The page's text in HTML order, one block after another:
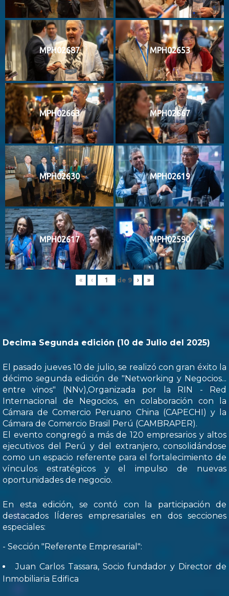
MPH02687 MPH02653
MPH02663 MPH02667
MPH02630 MPH02619
MPH02617 MPH02590
« ‹ de 9 › »
Decima Segunda edición (10 de Julio del 2025)
El pasado jueves 10 de julio, se realizó con gran éxito la
décimo segunda edición de "Networking y Negocios...
entre vinos" (NNv),Organizada por la RIN - Red
Internacional de Negocios, en colaboración con la
Cámara de Comercio Peruano China (CAPECHI) y la
Cámara de Comercio Brasil Perú (CAMBRAPER).
El evento congregó a más de 120 empresarios y altos
ejecutivos del Perú y del extranjero, consolidándose
como un espacio referente para el fortalecimiento de
vínculos estratégicos y el impulso de nuevas
oportunidades de negocio.
En esta edición, se contó con la participación de
destacados lÍderes empresariales en dos secciones
especiales:
- Sección "Referente Empresarial":
Juan Carlos Tassara, Socio fundador y Director de
Inmobiliaria Edifica